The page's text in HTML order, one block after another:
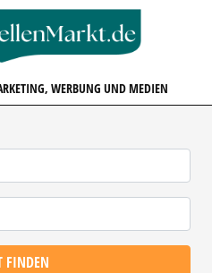
WERBUNG UND MEDIEN
FINDEN